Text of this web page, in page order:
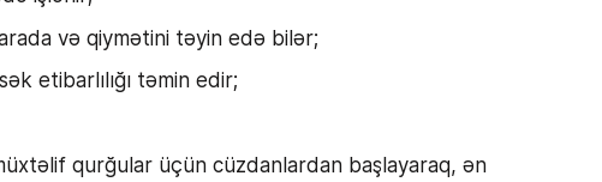
və qiymətini təyin edə bilər;
etibarlılığı təmin edir;
qurğular üçün cüzdanlardan başlayaraq, ən